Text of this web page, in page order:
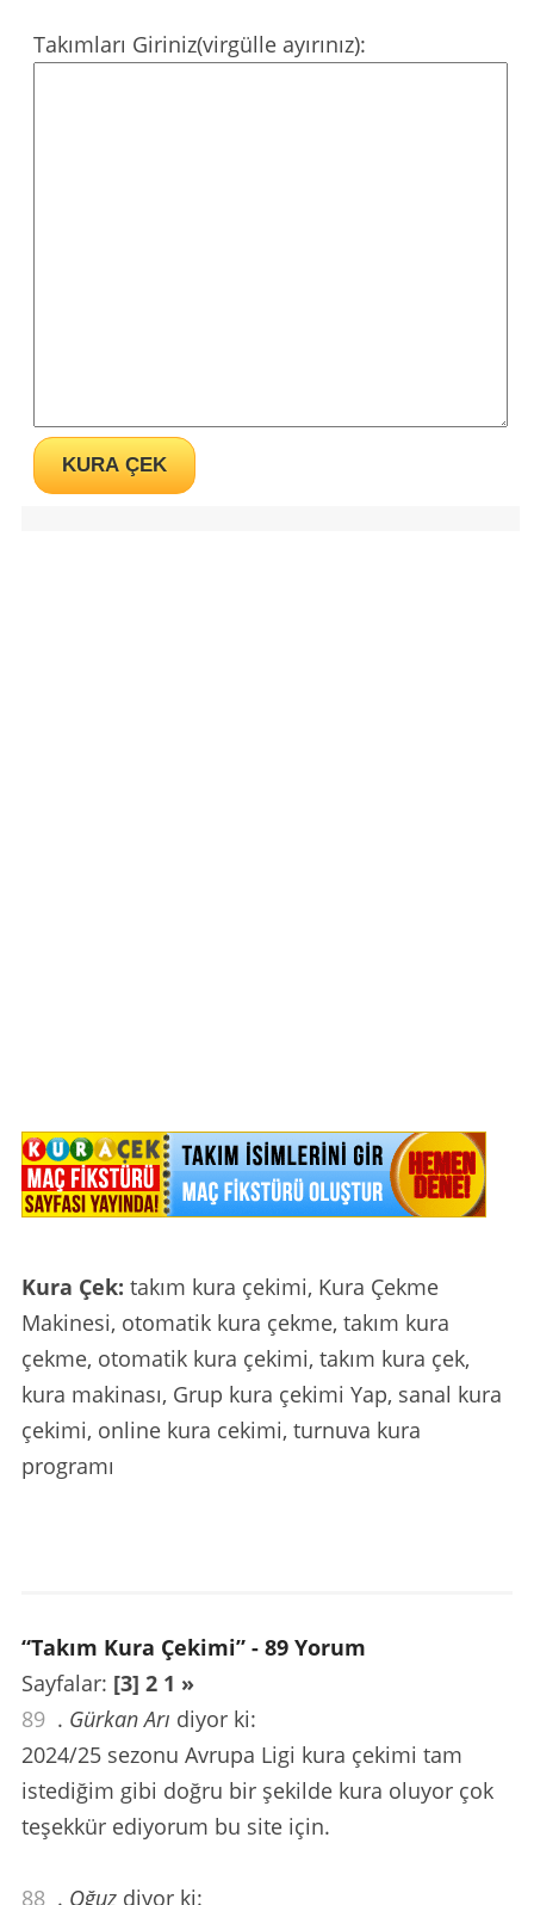
Takımları Giriniz(virgülle ayırınız):
Kura Çek: takım kura çekimi, Kura Çekme
Makinesi, otomatik kura çekme, takım kura
çekme, otomatik kura çekimi, takım kura çek,
kura makinası, Grup kura çekimi Yap, sanal kura
çekimi, online kura cekimi, turnuva kura
programı
“Takım Kura Çekimi” - 89 Yorum
Sayfalar: [3] 2 1 »
89 . Gürkan Arı diyor ki:
2024/25 sezonu Avrupa Ligi kura çekimi tam
istediğim gibi doğru bir şekilde kura oluyor çok
teşekkür ediyorum bu site için.
88 . Oğuzdiyor ki: